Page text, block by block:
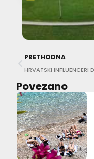
PRETHODNA
Povezano